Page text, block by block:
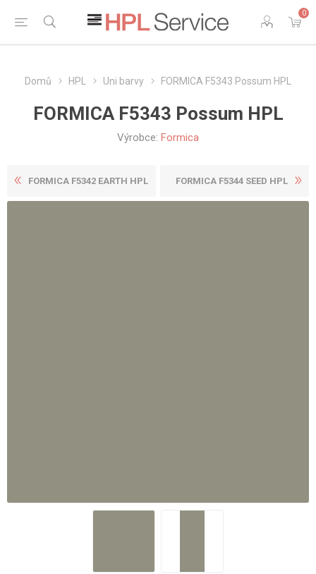
0
Domů HPL Uni barvy FORMICA F5343 Possum HPL
FORMICA F5343 Possum HPL
Výrobce: Formica
FORMICA F5342 EARTH HPL FORMICA F5344 SEED HPL